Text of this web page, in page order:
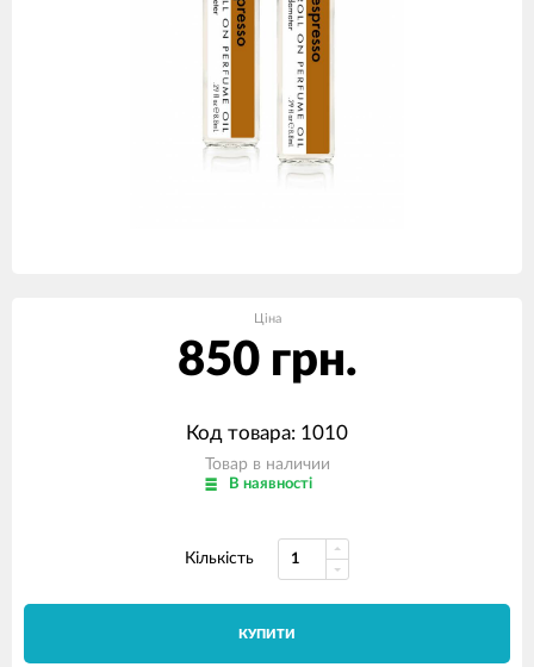
Ціна
850 грн.
Код товара: 1010
Товар в наличии
В наявності
Кількість
КУПИТИ